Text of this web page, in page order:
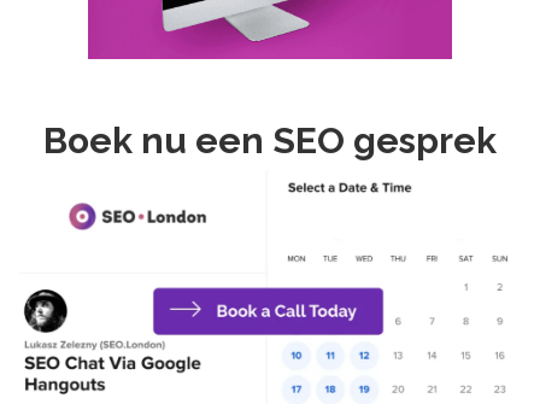
Boek nu een SEO gesprek